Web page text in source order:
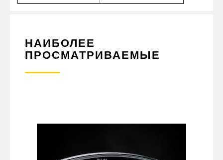
НАИБОЛЕЕ
ПРОСМАТРИВАЕМЫЕ